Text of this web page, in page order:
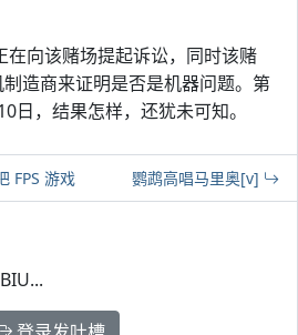
向该赌场提起诉讼，同时该赌
造商来证明是否是机器问题。第
日，结果怎样，还犹未可知。
FPS 游戏 鹦鹉高唱马里奥[v]